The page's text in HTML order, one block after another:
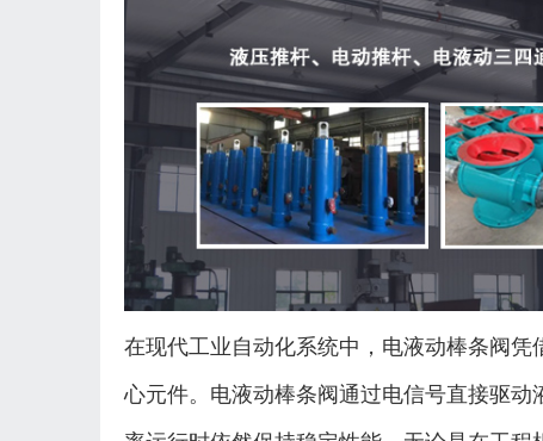
在现代工业自动化系统中，电液动棒条阀
心元件。电液动棒条阀通过电信号直接驱